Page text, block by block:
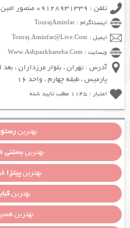
تلفن : 09128931339 منصور امین فر
اینستاگرام : TourajAminfar
ایمیل : Touraj.Aminfar@Live.Com
وبسایت : Www.Ashpazkhaneha.Com
پارمیس ، طبقه چهارم ، واحد 16
اعتبار : 1145 مطلب تایید شده
بهترین
بهترینبستنی
بهترینپیتزا
بهترین
بهترین